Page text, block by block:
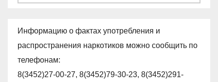
Информацию о фактах употребления и
распространения наркотиков можно сообщить по
телефонам:
8(3452)27-00-27, 8(3452)79-30-23, 8(3452)291-